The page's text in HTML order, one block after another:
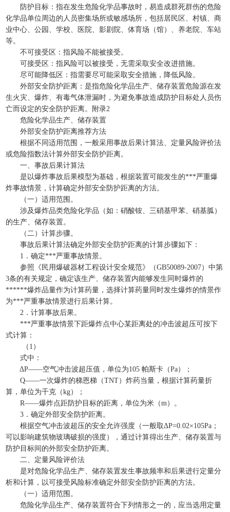
防护目标：指在发生危险化学品事故时，易造成群死群伤的危险
化学品单位周边的人员密集场所或敏感场所，包括居民区、村镇、商
业中心、公园、学校、医院、影剧院、体育场（馆）、养老院、车站
等。
不可接受区：指风险不能被接受。
可接受区：指风险可以被接受，无需采取安全改进措施。
尽可能降低区：指需要尽可能采取安全措施，降低风险。
外部安全防护距离：是指危险化学品生产、储存装置危险源在发
生火灾、爆炸、有毒气体泄漏时，为避免事故造成防护目标处人员伤
亡而设定的安全防护距离。附录2
危险化学品生产、储存装置
外部安全防护距离推荐方法
根据不同适用范围，一般采用事故后果计算法、定量风险评价法
或危险指数法计算外部安全防护距离。
一、事故后果计算法
是以爆炸事故后果模型为基础，根据装置可能发生的***严重爆
炸事故情景，计算确定外部安全防护距离的方法。
（一）适用范围。
涉及爆炸品类危险化学品（如：硝酸铵、三硝基甲苯、硝基胍）
的生产、储存装置。
（二）计算步骤。
事故后果计算法确定外部安全防护距离的计算步骤如下：
1．确定***严重事故情景。
参照《民用爆破器材工程设计安全规范》（GB50089-2007）中第
3条的有关规定，确定该生产、储存装置内能够发生同时爆炸的
******爆炸品量作为计算药量，选择计算药量同时发生爆炸的情景作
为***严重事故情景进行后果计算。
2．计算事故后果。
***严重事故情景下距爆炸点中心某距离处的冲击波超压可按下
式计算：
（1）
式中：
ΔP——空气冲击波超压值，单位为105 帕斯卡（Pa）；
Q——一次爆炸的梯恩梯（TNT）炸药当量，根据计算药量折
算，单位为千克（kg）；
R——爆炸点距防护目标的距离，单位为米（m）。
3．确定外部安全防护距离。
根据空气冲击波超压的安全允许强度（一般取ΔP=0.02×105Pa；
可以影响建筑物玻璃破损的强度），通过计算得出生产、储存装置与
防护目标间的外部安全防护距离。
二、定量风险评价法
是对危险化学品生产、储存装置发生事故频率和后果进行定量分
析和计算，以可接受风险标准确定外部安全防护距离的方法。
（一）适用范围。
危险化学品生产、储存装置符合下列情形之一的，应当选用定量